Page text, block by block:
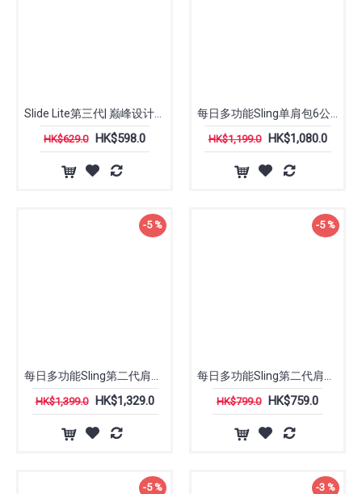
HK$629.0 HK$598.0 HK$1,199.0 HK$1,080.0
-5 %
HK$1,399.0 HK$1,329.0
-5 %
HK$799.0 HK$759.0
-5 % -3 %